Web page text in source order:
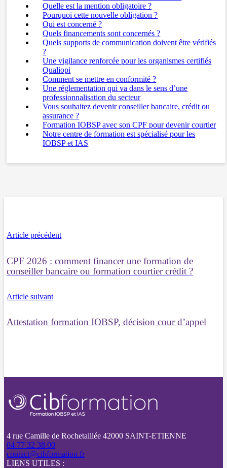
Quelle est la mention obligatoire ?
Pourquoi cette nouvelle obligation ?
Qui est concerné ?
Quels financements sont concernés ?
Quels supports de communication doivent être vérifiés
?
Une vigilance renforcée pour les organismes certifiés
Qualiopi
Comment se mettre en conformité ?
Une réglementation qui va dans le sens d’une
professionnalisation du secteur
Vous souhaitez devenir conseiller bancaire, crédit ou
assurance ?
Formation IOBSP avec son CPF pour devenir courtier
Notre centre de formation est spécialisé pour les
IOBSP et IAS
Article précédent
CPF 2026 : comment financer une formation de
conseiller bancaire ou formation courtier crédit ?
Article suivant
Attestation formation IOBSP, décision cour d’appel
4 rue Camille de Rochetaillée 42000 SAINT-ETIENNE
04 77 32 38 00
contact@cibformation.fr
LIENS UTILES :